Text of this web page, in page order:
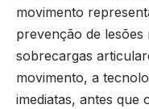
movimento
prevenção de
sobrecargas
movimento, a
imediatas, antes que